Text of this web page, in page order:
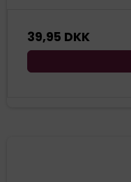
39,95 DKK